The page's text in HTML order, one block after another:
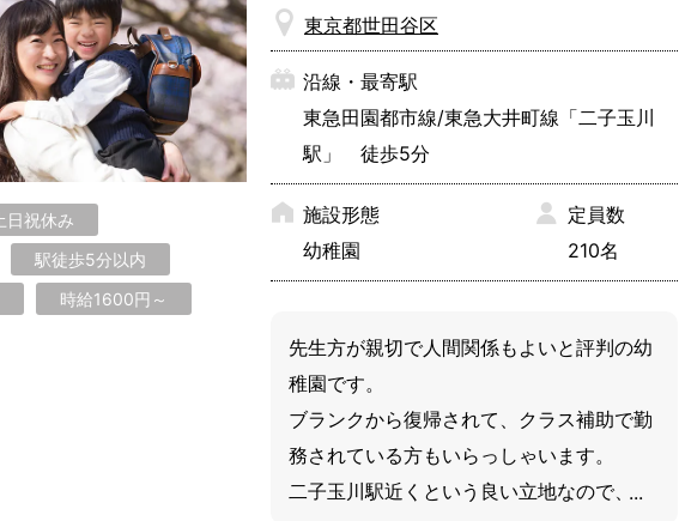
日祝休み
駅徒歩5分以内
時給1600円～
東京都世田谷区
沿線・最寄駅
東急田園都市線/東急大井町線「二子玉川
駅」 徒歩5分
施設形態
幼稚園
定員数
210名
先生方が親切で人間関係もよいと評判の幼
稚園です。
ブランクから復帰されて、クラス補助で勤
務されている方もいらっしゃいます。
二子玉川駅近くという良い立地なので、帰